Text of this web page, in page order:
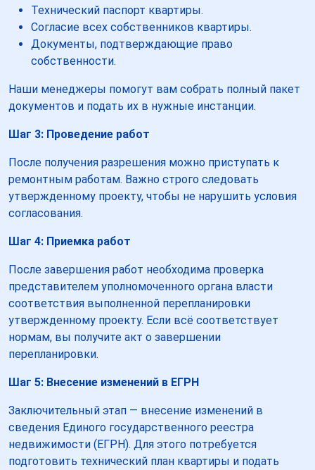
Технический паспорт квартиры.
Согласие всех собственников квартиры.
Документы, подтверждающие право
собственности.
Наши менеджеры помогут вам собрать полный пакет
документов и подать их в нужные инстанции.
Шаг 3: Проведение работ
После получения разрешения можно приступать к
ремонтным работам. Важно строго следовать
утвержденному проекту, чтобы не нарушить условия
согласования.
Шаг 4: Приемка работ
После завершения работ необходима проверка
представителем уполномоченного органа власти
соответствия выполненной перепланировки
утвержденному проекту. Если всё соответствует
нормам, вы получите акт о завершении
перепланировки.
Шаг 5: Внесение изменений в ЕГРН
Заключительный этап — внесение изменений в
сведения Единого государственного реестра
недвижимости (ЕГРН). Для этого потребуется
подготовить технический план квартиры и подать